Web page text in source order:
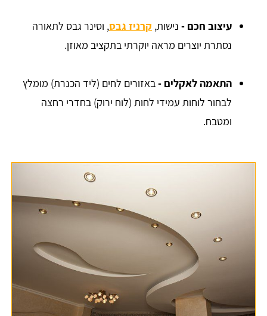
עיצוב חכם - נישות, קרניז גבס, וסינר גבס לתאורה
נסתרת יוצרים מראה יוקרתי בתקציב מאוזן.
התאמה לאקלים -באזורים לחים (ליד הכנרת) מומלץ
לבחור לוחות עמידי לחות (לוח ירוק) בחדרי רחצה
ומטבח.